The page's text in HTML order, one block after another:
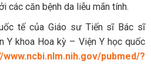
các căn bệnh da liễu mãn tính.
tế của Giáo sư Tiến sĩ Bác sĩ
Y khoa Hoa kỳ – Viện Y học quốc
www.ncbi.nlm.nih.gov/pubmed/?